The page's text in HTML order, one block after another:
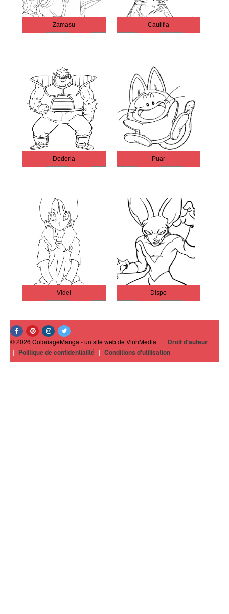
Zamasu Caulifla
Dodoria Puar
Videl Dispo
© 2026 ColoriageManga - un site web de VinhMedia. | Droit d'auteur
| Politique de confidentialité | Conditions d'utilisation